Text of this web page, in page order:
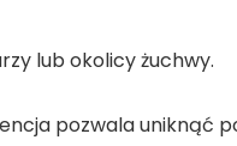
lub okolicy żuchwy.
pozwala uniknąć